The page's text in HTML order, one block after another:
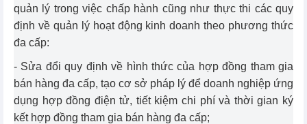
quản lý trong việc chấp hành cũng như thực thi các quy
định về quản lý hoạt động kinh doanh theo phương thức
đa cấp:
- Sửa đổi quy định về hình thức của hợp đồng tham gia
bán hàng đa cấp, tạo cơ sở pháp lý để doanh nghiệp ứng
dụng hợp đồng điện tử, tiết kiệm chi phí và thời gian ký
kết hợp đồng tham gia bán hàng đa cấp;